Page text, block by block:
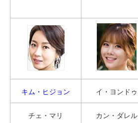
キム・ヒジョン イ・ヨンドゥ
チェ・マリ カン・ダレル